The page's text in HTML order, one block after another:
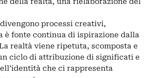
processi creativi,
è fonte continua di ispirazione dalla
realtà viene ripetuta, scomposta e
ciclo di attribuzione di significati e
che ci rappresenta